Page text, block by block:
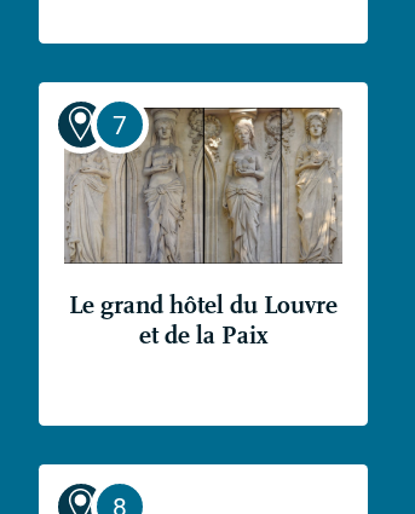
Le grand hôtel du Louvre
et de la Paix